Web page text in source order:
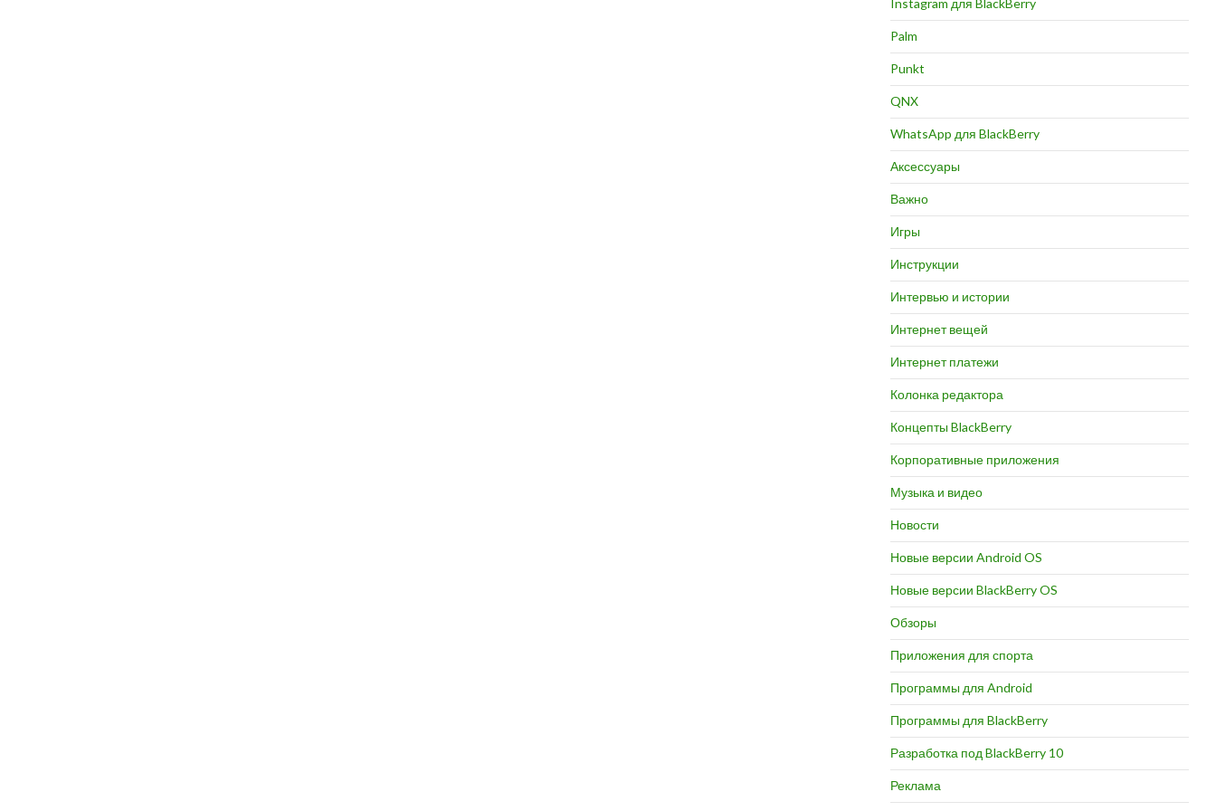
Palm
Punkt
QNX
WhatsApp для BlackBerry
Аксессуары
Важно
Игры
Инструкции
Интервью и истории
Интернет вещей
Интернет платежи
Колонка редактора
Концепты BlackBerry
Корпоративные приложения
Музыка и видео
Новости
Новые версии Android OS
Новые версии BlackBerry OS
Обзоры
Приложения для спорта
Программы для Android
Программы для BlackBerry
Разработка под BlackBerry 10
Реклама